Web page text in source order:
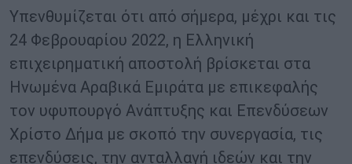
Υπενθυμίζεται ότι από σήμερα, μέχρι και τις
24 Φεβρουαρίου 2022, η Ελληνική
επιχειρηματική αποστολή βρίσκεται στα
Ηνωμένα Αραβικά Εμιράτα με επικεφαλής
τον υφυπουργό Ανάπτυξης και Επενδύσεων
Χρίστο Δήμα με σκοπό την συνεργασία, τις
επενδύσεις, την ανταλλαγή ιδεών και την